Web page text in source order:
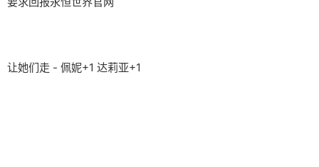
让她们走 - 佩妮+1 达莉亚+1